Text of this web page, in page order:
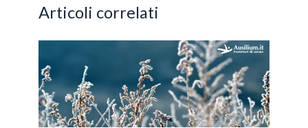
Articoli correlati